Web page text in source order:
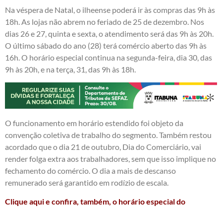
Na véspera de Natal, o ilheense poderá ir às compras das 9h às
18h. As lojas não abrem no feriado de 25 de dezembro. Nos
dias 26 e 27, quinta e sexta, o atendimento será das 9h às 20h.
O último sábado do ano (28) terá comércio aberto das 9h às
16h. O horário especial continua na segunda-feira, dia 30, das
9h às 20h, e na terça, 31, das 9h às 18h.
O funcionamento em horário estendido foi objeto da
convenção coletiva de trabalho do segmento. Também restou
acordado que o dia 21 de outubro, Dia do Comerciário, vai
render folga extra aos trabalhadores, sem que isso implique no
fechamento do comércio. O dia a mais de descanso
remunerado será garantido em rodízio de escala.
Clique aqui e confira, também, o horário especial do